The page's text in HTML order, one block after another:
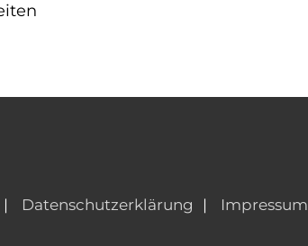
Datenschutzerklärung Impressum